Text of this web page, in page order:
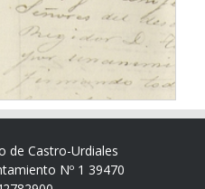
de Castro-Urdiales
Nº 1 39470